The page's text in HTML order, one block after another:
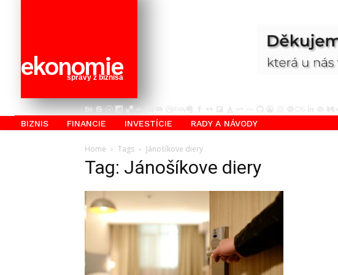
ekonomie
správy z biznisa
BIZNIS FINANCIE INVESTÍCIE RADY A NÁVODY
Home Tags Jánošíkove diery
Tag: Jánošíkove diery